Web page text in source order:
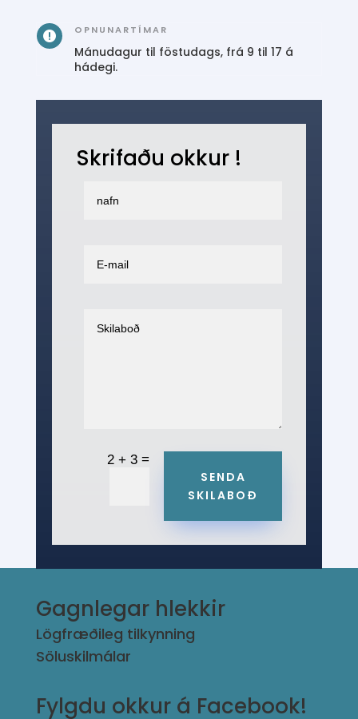
 OPNUNARTÍMAR
Mánudagur til föstudags, frá 9 til 17 á
hádegi.
Skrifaðu okkur !
2 + 3 =
SENDA
SKILABOÐ
Gagnlegar hlekkir
Lögfræðileg tilkynning
Söluskilmálar
Fylgdu okkur á Facebook!